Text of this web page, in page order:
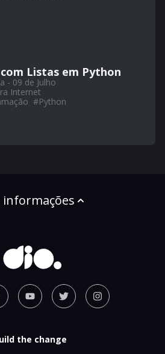
Listas em Python
- 09 de Julho
Internet
#Python
informações
the change